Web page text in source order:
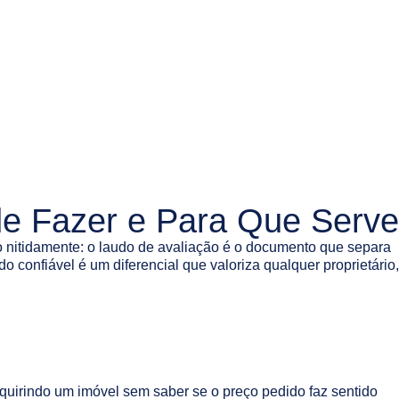
Fazer e Para Que Serve
o laudo de avaliação é o documento que separa
confiável é um diferencial que valoriza qualquer proprietário,
um imóvel sem saber se o preço pedido faz sentido